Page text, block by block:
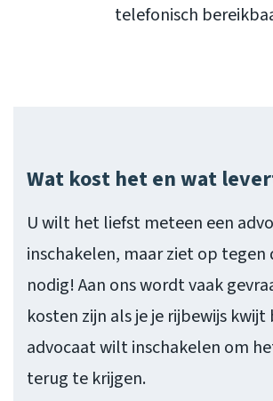
telefonisch
Wat kost het en wat
U wilt het liefst meteen een
inschakelen, maar ziet op tegen
nodig! Aan ons wordt vaak
kosten zijn als je je rijbewijs
advocaat wilt inschakelen om
terug te krijgen.